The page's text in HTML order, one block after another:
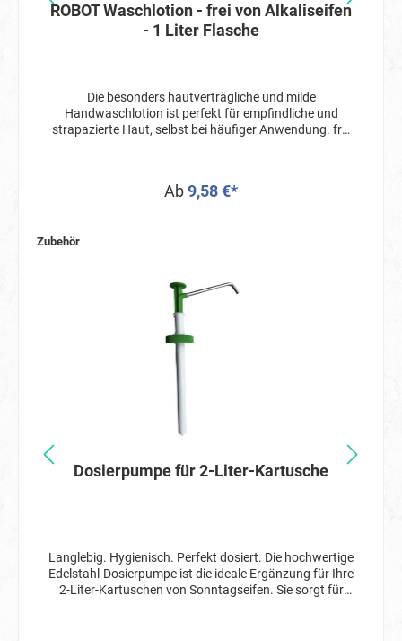
ROBOT Waschlotion - frei von Alkaliseifen
- 1 Liter Flasche
Die besonders hautverträgliche und milde
Handwaschlotion ist perfekt für empfindliche und
strapazierte Haut, selbst bei häufiger Anwendung. frei
Säureschutzmantel der Haut durch einen pH-Wert von
Die in unseren Produkten enthaltenen Tenside erfüllen
Detergenzien festgelegt sind.
Ab9,58 €*
Zubehör
Dosierpumpe für 2-Liter-Kartusche
Langlebig. Hygienisch. Perfekt dosiert. Die hochwertige
Edelstahl-Dosierpumpe ist die ideale Ergänzung für Ihre
2-Liter-Kartuschen von Sonntagseifen. Sie sorgt für